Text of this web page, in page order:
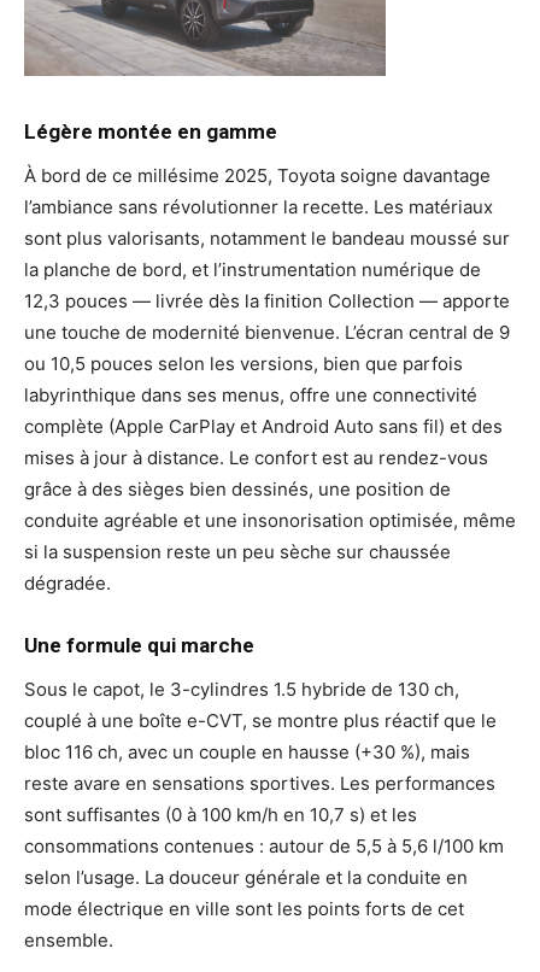
Légère montée en gamme
À bord de ce millésime 2025, Toyota soigne davantage
l’ambiance sans révolutionner la recette. Les matériaux
sont plus valorisants, notamment le bandeau moussé sur
la planche de bord, et l’instrumentation numérique de
12,3 pouces — livrée dès la finition Collection — apporte
une touche de modernité bienvenue. L’écran central de 9
ou 10,5 pouces selon les versions, bien que parfois
labyrinthique dans ses menus, offre une connectivité
complète (Apple CarPlay et Android Auto sans fil) et des
mises à jour à distance. Le confort est au rendez-vous
grâce à des sièges bien dessinés, une position de
conduite agréable et une insonorisation optimisée, même
si la suspension reste un peu sèche sur chaussée
dégradée.
Une formule qui marche
Sous le capot, le 3-cylindres 1.5 hybride de 130 ch,
couplé à une boîte e-CVT, se montre plus réactif que le
bloc 116 ch, avec un couple en hausse (+30 %), mais
reste avare en sensations sportives. Les performances
sont suffisantes (0 à 100 km/h en 10,7 s) et les
consommations contenues : autour de 5,5 à 5,6 l/100 km
selon l’usage. La douceur générale et la conduite en
mode électrique en ville sont les points forts de cet
ensemble.